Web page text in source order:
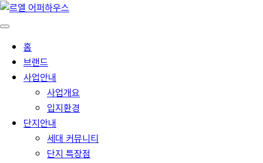
홈
브랜드
사업안내
사업개요
입지환경
단지안내
세대 커뮤니티
단지 특장점